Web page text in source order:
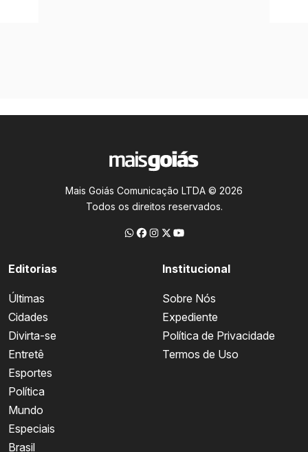
Mais Goiás Comunicação LTDA © 2026
Todos os direitos reservados.
Editorias
Últimas
Cidades
Divirta-se
Entretê
Esportes
Política
Mundo
Especiais
Brasil
Institucional
Sobre Nós
Expediente
Política de Privacidade
Termos de Uso